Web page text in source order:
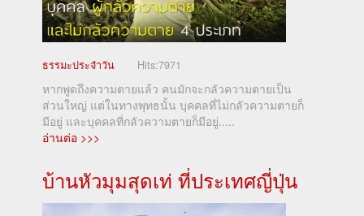
ธรรมะประจำวัน Hits:7971
หากพูดถึงความตายแล้ว คนมักจะกลัวความตายเป็น
ส่วนใหญ่ แต่ในทางพุทธนั้น บุคคลที่ไม่กลัวความตายก็
มีอยู่ และบุคคลที่กลัวความตายก็มีอยู่.....
อ่านต่อ >>>
บ้านหัวมุมสุดเท่ ที่ประเทศญี่ปุ่น